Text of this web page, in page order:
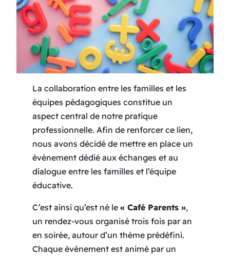
La collaboration entre les familles et les
équipes pédagogiques constitue un
aspect central de notre pratique
professionnelle. Afin de renforcer ce lien,
nous avons décidé de mettre en place un
événement dédié aux échanges et au
dialogue entre les familles et l’équipe
éducative.
C’est ainsi qu’est né le « Café Parents »,
un rendez-vous organisé trois fois par an
en soirée, autour d’un thème prédéfini.
Chaque événement est animé par un